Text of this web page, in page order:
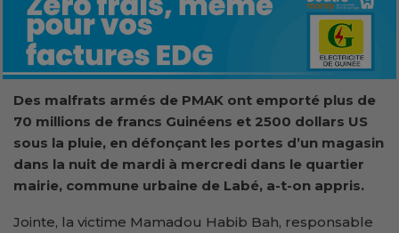
Des malfrats armés de PMAK ont emporté plus de
70 millions de francs Guinéens et 2500 dollars US
sous la pluie, en défonçant les portes d’un magasin
dans la nuit de mardi à mercredi dans le quartier
mairie, commune urbaine de Labé, a-t-on appris.
Jointe, la victime Mamadou Habib Bah, responsable